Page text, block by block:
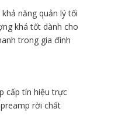
năng quản lý tối
khá tốt dành cho
trong gia đình
cấp tín hiệu trực
rời chất